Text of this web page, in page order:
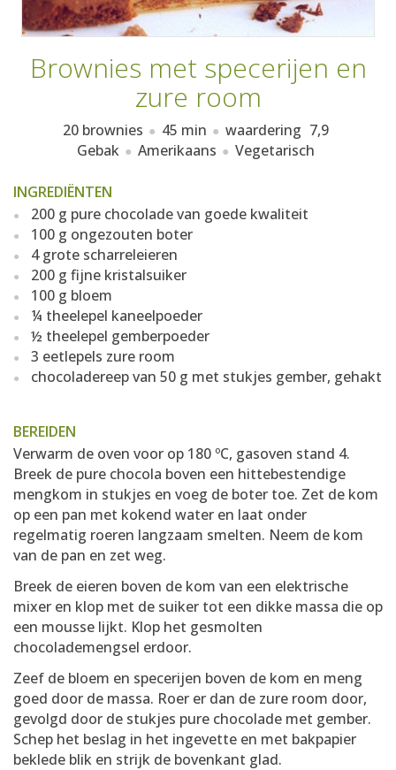
Brownies met specerijen en
zure room
20 brownies 45 min waardering 7,9
Gebak
Amerikaans Vegetarisch
INGREDIËNTEN
200 g pure chocolade van goede kwaliteit
100 g ongezouten boter
4 grote scharreleieren
200 g fijne kristalsuiker
100 g bloem
¼ theelepel kaneelpoeder
½ theelepel gemberpoeder
3 eetlepels zure room
chocoladereep van 50 g met stukjes gember, gehakt
BEREIDEN
Verwarm de oven voor op 180 ºC, gasoven stand 4.
Breek de pure chocola boven een hittebestendige
mengkom in stukjes en voeg de boter toe. Zet de kom
op een pan met kokend water en laat onder
regelmatig roeren langzaam smelten. Neem de kom
van de pan en zet weg.
Breek de eieren boven de kom van een elektrische
mixer en klop met de suiker tot een dikke massa die op
een mousse lijkt. Klop het gesmolten
chocolademengsel erdoor.
Zeef de bloem en specerijen boven de kom en meng
goed door de massa. Roer er dan de zure room door,
gevolgd door de stukjes pure chocolade met gember.
Schep het beslag in het ingevette en met bakpapier
beklede blik en strijk de bovenkant glad.